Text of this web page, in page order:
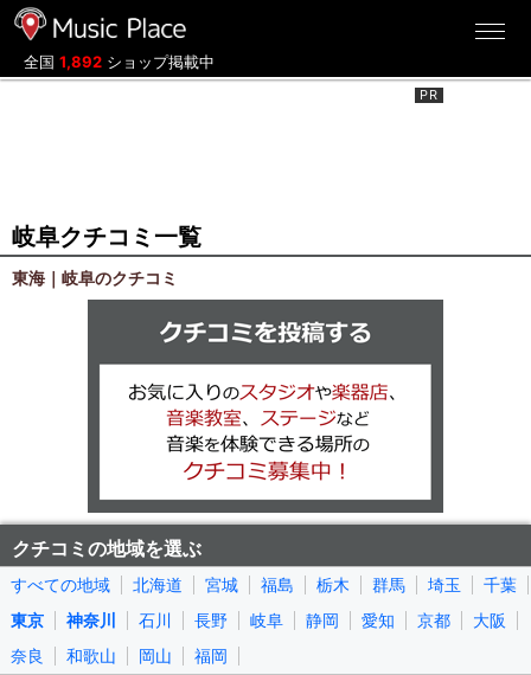
全国 1,892 ショップ掲載中
岐阜クチコミ一覧
東海｜岐阜のクチコミ
クチコミの地域を選ぶ
すべての地域 北海道 宮城 福島 栃木 群馬 埼玉
千葉
東京
神奈川 石川 長野 岐阜 静岡 愛知 京都
大阪
奈良
和歌山 岡山 福岡